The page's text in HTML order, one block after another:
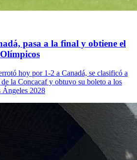
pasa a la final y obtiene el
hoy por 1-2 a Canadá, se clasificó a
la Concacaf y obtuvo su boleto a los
Ángeles 2028